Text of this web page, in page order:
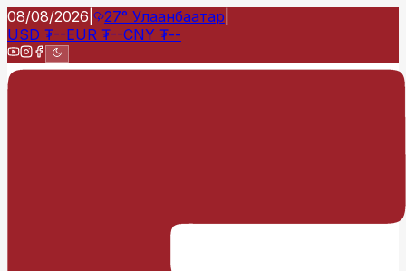
08/08/2026 27° Улаанбаатар
USD ₮--EUR ₮--CNY ₮--